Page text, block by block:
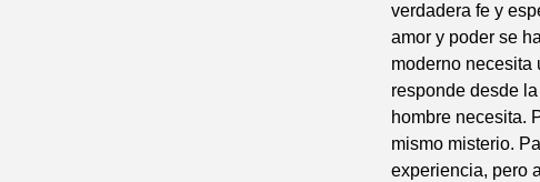
verdadera fe y
amor y poder se
moderno necesita
responde desde
hombre necesita.
mismo misterio.
experiencia, pero